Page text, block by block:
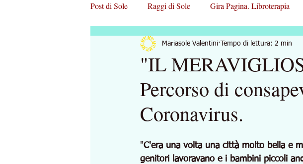
Post di Sole Raggi di Sole Gira Pagina. Libroterapia
"IL
Percorso di
Coronavirus.
Mariasole Valentini Tempo di lettura: 2 min
"C'era una volta una città molto bella e
genitori lavoravano e i bambini piccoli